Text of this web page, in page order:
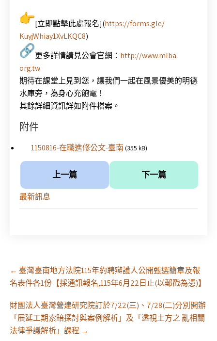
[立即點擊此處報名](https://forms.gle/
KuyjWhiay1XvLKQC8)
更多詳情請見公會官網： http://www.mlba.
org.tw
期待在課堂上見到您，讓我們一起在風景優美的明德
水庫旁， 為身心充飽電！
其餘詳細資訊詳如附件檔案。
附件
1150816-在職進修公文-臺南 (355 kB)
上一篇 下一篇
最新訊息
Post
navigation
← 臺灣臺南地方法院115年約聘辯護人公開甄選簡章及報
名表件各1份【採通訊報名,115年6月22日止(以郵戳為憑)】
財團法人臺灣營建研究院訂於7/22(三)、7/28(二)分別開辦
「展延工期索賠探討與案例解析」及「透視土方之 亂相關
法律爭議解析」課程 →
【課程報名】全律會與台北律師公會等單位定於8月
29日（六）共同主辦「原住民（族）權利保障之實